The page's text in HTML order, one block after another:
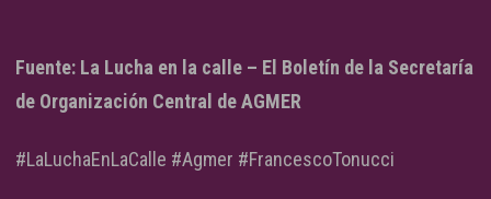
Fuente: La Lucha en la calle – El Boletín de la Secretaría
de Organización Central de AGMER
#LaLuchaEnLaCalle #Agmer #FrancescoTonucci